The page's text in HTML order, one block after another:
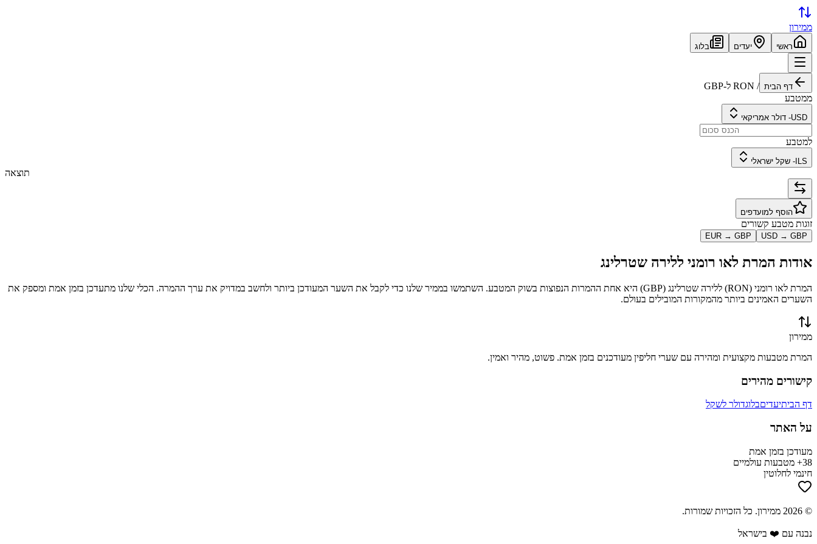
ממירון
ראשי יעדים בלוג
דף הבית /
RON ל-GBP
ממטבע
USD
- דולר אמריקאי
למטבע
ILS
- שקל ישראלי
תוצאה
הוסף למועדפים
זוגות מטבע קשורים
USD → GBP
EUR → GBP
אודות המרת לאו רומני ללירה שטרלינג
המרת לאו רומני (
RON) ללירה שטרלינג (
GBP) היא אחת ההמרות הנפוצות בשוק המטבע. השתמשו בממיר שלנו כדי לקבל את השער המעודכן ביותר ולחשב במדויק את ערך ההמרה. הכלי שלנו מתעדכן בזמן אמת ומספק את
השערים האמינים ביותר מהמקורות המובילים בעולם.
ממירון
המרת מטבעות מקצועית ומהירה עם שערי חליפין מעודכנים בזמן אמת. פשוט, מהיר ואמין.
קישורים מהירים
דף הביתיעדיםבלוגדולר לשקל
על האתר
מעודכן בזמן אמת
38+ מטבעות עולמיים
חינמי לחלוטין
©
2026 ממירון. כל הזכויות שמורות.
נבנה עם ❤️ בישראל